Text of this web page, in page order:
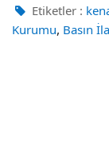
Etiketler :
Kurumu, Basın